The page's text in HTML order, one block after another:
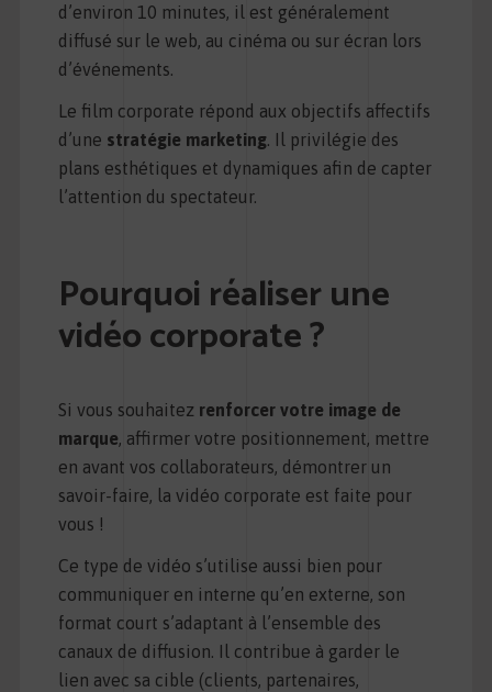
d’environ 10 minutes, il est généralement
diffusé sur le web, au cinéma ou sur écran lors
d’événements.
Le film corporate répond aux objectifs affectifs
d’une stratégie marketing. Il privilégie des
plans esthétiques et dynamiques afin de capter
l’attention du spectateur.
Pourquoi réaliser une
vidéo corporate ?
Si vous souhaitez renforcer votre image de
marque, affirmer votre positionnement, mettre
en avant vos collaborateurs, démontrer un
savoir-faire, la vidéo corporate est faite pour
vous !
Ce type de vidéo s’utilise aussi bien pour
communiquer en interne qu’en externe, son
format court s’adaptant à l’ensemble des
canaux de diffusion. Il contribue à garder le
lien avec sa cible (clients, partenaires,